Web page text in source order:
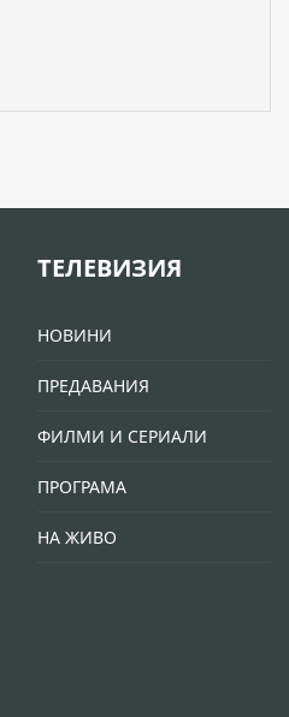
ТЕЛЕВИЗИЯ
НОВИНИ
ПРЕДАВАНИЯ
ФИЛМИ И СЕРИАЛИ
ПРОГРАМА
НА ЖИВО